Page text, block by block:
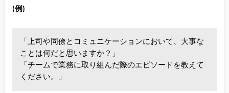
(例)
「上司や同僚とコミュニケーションにおいて、大事な
ことは何だと思いますか？」
「チームで業務に取り組んだ際のエピソードを教えて
ください。」